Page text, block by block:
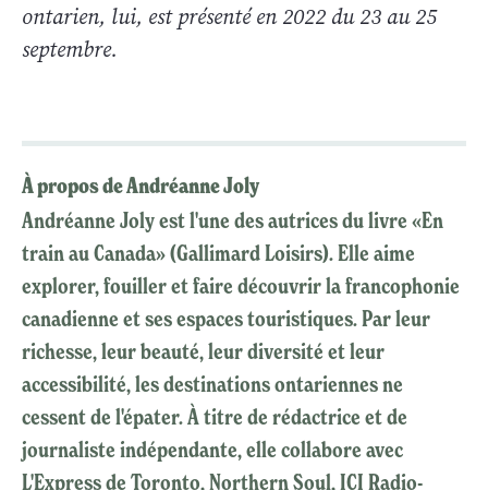
ontarien, lui, est présenté en 2022 du 23 au 25
septembre.
À propos de Andréanne Joly
Andréanne Joly est l'une des autrices du livre «En
train au Canada» (Gallimard Loisirs). Elle aime
explorer, fouiller et faire découvrir la francophonie
canadienne et ses espaces touristiques. Par leur
richesse, leur beauté, leur diversité et leur
accessibilité, les destinations ontariennes ne
cessent de l'épater. À titre de rédactrice et de
journaliste indépendante, elle collabore avec
L'Express de Toronto, Northern Soul, ICI Radio-